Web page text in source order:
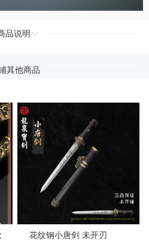
品说明
其他商品
花纹钢小唐剑 未开刃